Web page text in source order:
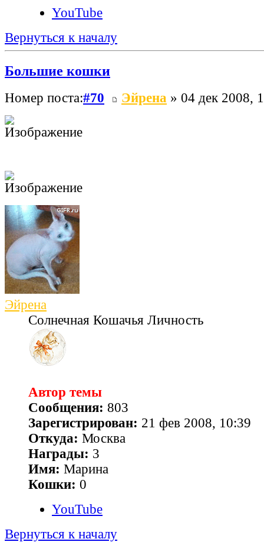
YouTube
Вернуться к началу
Большие кошки
Номер поста:#70 Эйрена » 04 дек 2008,
Эйрена
Солнечная Кошачья Личность
Автор темы
Сообщения: 803
Зарегистрирован: 21 фев 2008, 10:39
Откуда: Москва
Награды: 3
Имя: Марина
Кошки: 0
YouTube
Вернуться к началу